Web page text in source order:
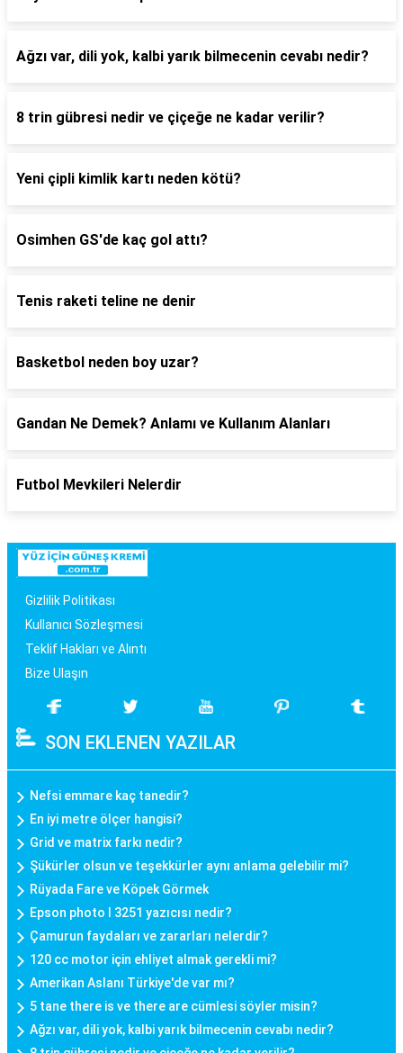
Ağzı var, dili yok, kalbi yarık bilmecenin cevabı nedir?
8 trin gübresi nedir ve çiçeğe ne kadar verilir?
Yeni çipli kimlik kartı neden kötü?
Osimhen GS'de kaç gol attı?
Tenis raketi teline ne denir
Basketbol neden boy uzar?
Gandan Ne Demek? Anlamı ve Kullanım Alanları
Futbol Mevkileri Nelerdir
Gizlilik Politikası
Kullanıcı Sözleşmesi
Teklif Hakları ve Alıntı
Bize Ulaşın
SON EKLENEN YAZILAR
Nefsi emmare kaç tanedir?
En iyi metre ölçer hangisi?
Grid ve matrix farkı nedir?
Şükürler olsun ve teşekkürler aynı anlama gelebilir mi?
Rüyada Fare ve Köpek Görmek
Epson photo l 3251 yazıcısı nedir?
Çamurun faydaları ve zararları nelerdir?
120 cc motor için ehliyet almak gerekli mi?
Amerikan Aslanı Türkiye'de var mı?
5 tane there is ve there are cümlesi söyler misin?
Ağzı var, dili yok, kalbi yarık bilmecenin cevabı nedir?